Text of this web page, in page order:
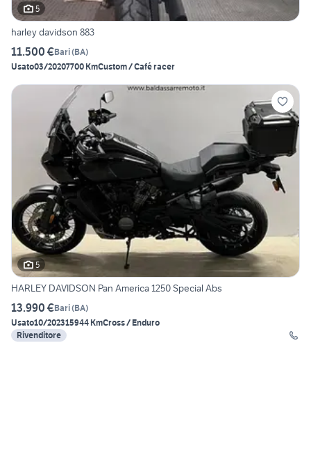
5
harley davidson 883
11.500 €Bari(BA)
Usato03/20207700 KmCustom / Café racer
5
HARLEY DAVIDSON Pan America 1250 Special Abs
13.990 €Bari(BA)
Usato10/202315944 KmCross / Enduro
Rivenditore